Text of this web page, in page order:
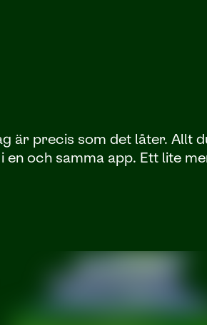
är precis som det låter. Allt
och samma app. Ett lite